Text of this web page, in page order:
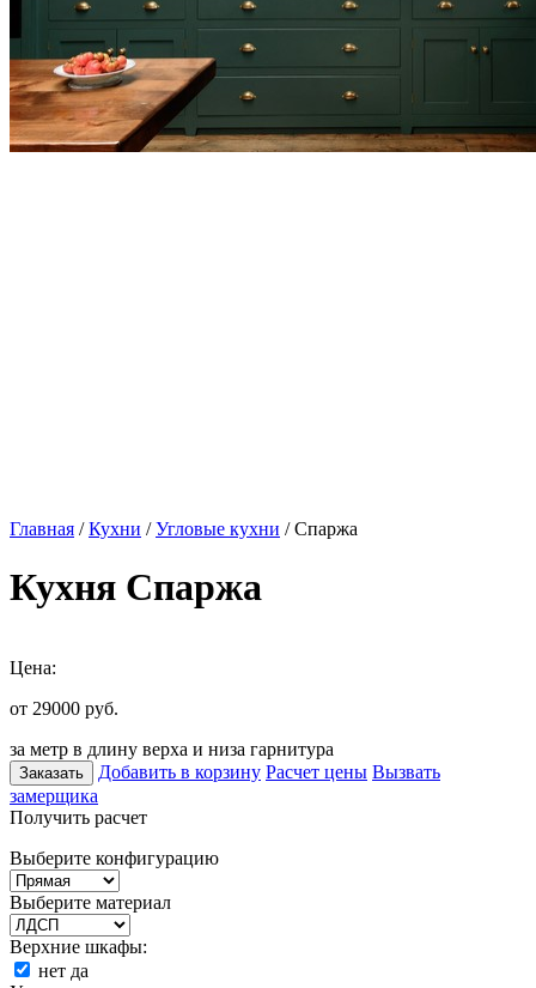
Главная /Кухни /Угловые кухни / Спаржа
Кухня Спаржа
Цена:
от 29000 руб.
за метр в длину верха и низа гарнитура
Заказать Добавить в корзину Расчет цены Вызвать
замерщика
Получить расчет
Выберите конфигурацию
Выберите материал
Верхние шкафы:
нет да